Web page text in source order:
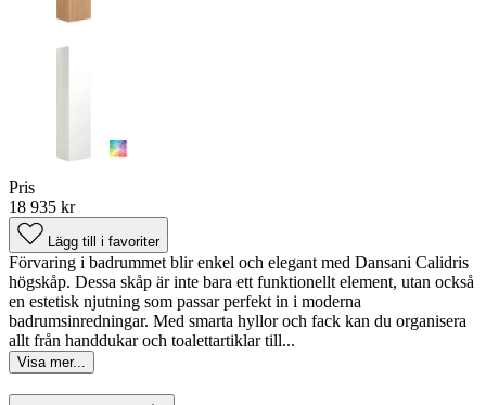
Pris
18 935 kr
Lägg till i favoriter
Förvaring i badrummet blir enkel och elegant med Dansani Calidris
högskåp. Dessa skåp är inte bara ett funktionellt element, utan också
en estetisk njutning som passar perfekt in i moderna
badrumsinredningar. Med smarta hyllor och fack kan du organisera
allt från handdukar och toalettartiklar till...
Visa mer...